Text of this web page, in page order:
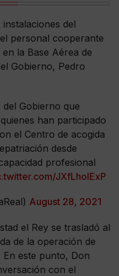
instalaciones del
personal cooperante
la Base Aérea de
Gobierno, Pedro
del Gobierno que
han participado
el Centro de acogida
desde
profesional
JXfLhoIExP
August 28, 2021
el Rey se trasladó al
de la operación de
En este punto, Don
con el